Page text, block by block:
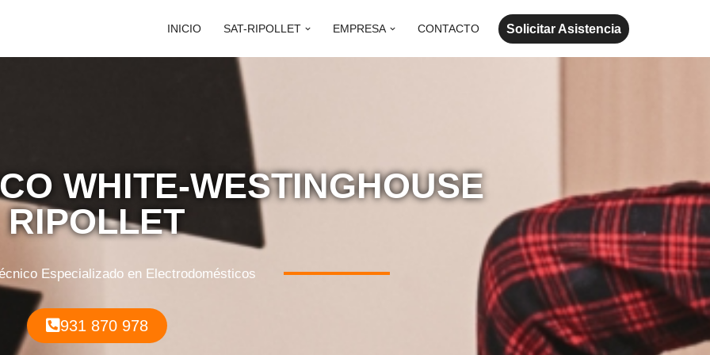
INICIO SAT-RIPOLLET EMPRESA CONTACTO Solicitar Asistencia
WHITE-WESTINGHOUSE
RIPOLLET
Especializado en Electrodomésticos
931 870 978